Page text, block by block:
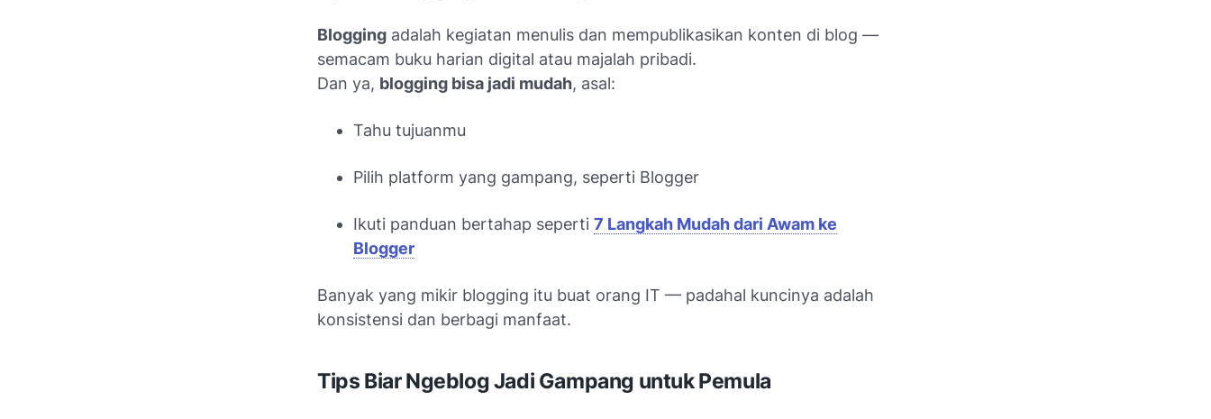
Blogging adalah kegiatan menulis dan mempublikasikan konten di blog —
semacam buku harian digital atau majalah pribadi.
Dan ya, blogging bisa jadi mudah, asal:
Tahu tujuanmu
Pilih platform yang gampang, seperti Blogger
Ikuti panduan bertahap seperti 7 Langkah Mudah dari Awam ke
Blogger
Banyak yang mikir blogging itu buat orang IT — padahal kuncinya adalah
konsistensi dan berbagi manfaat.
Tips Biar Ngeblog Jadi Gampang untuk Pemula